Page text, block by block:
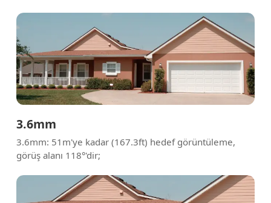
3.6mm
3.6mm: 51m'ye kadar (167.3ft) hedef görüntüleme,
görüş alanı 118°'dir;